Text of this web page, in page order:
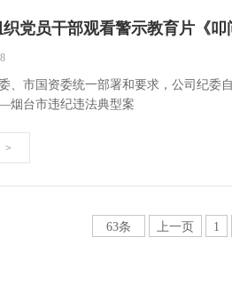
党员干部观看警示教育片《叩
、市国资委统一部署和要求，公司纪委
烟台市违纪违法典型案
>
63条 上一页 1